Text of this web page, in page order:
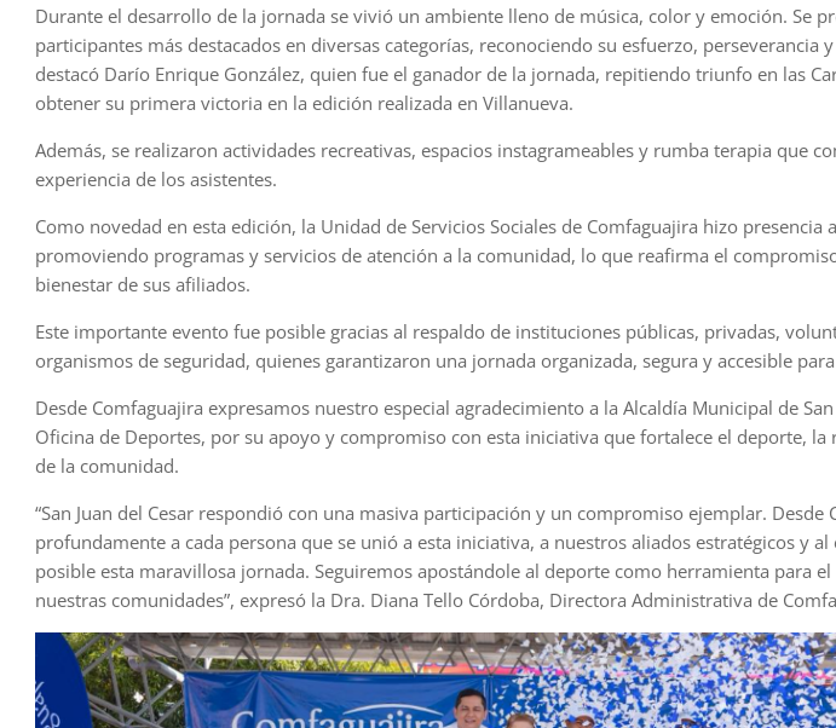
Durante el desarrollo de la jornada se vivió un ambiente lleno de música, color y emoción. Se
participantes más destacados en diversas categorías, reconociendo su esfuerzo, perseverancia
destacó Darío Enrique González, quien fue el ganador de la jornada, repitiendo triunfo en las
obtener su primera victoria en la edición realizada en Villanueva.
Además, se realizaron actividades recreativas, espacios instagrameables y rumba terapia que
experiencia de los asistentes.
Como novedad en esta edición, la Unidad de Servicios Sociales de Comfaguajira hizo presencia
promoviendo programas y servicios de atención a la comunidad, lo que reafirma el
bienestar de sus afiliados.
Este importante evento fue posible gracias al respaldo de instituciones públicas, privadas,
organismos de seguridad, quienes garantizaron una jornada organizada, segura y accesible
Desde Comfaguajira expresamos nuestro especial agradecimiento a la Alcaldía Municipal de San
Oficina de Deportes, por su apoyo y compromiso con esta iniciativa que fortalece el deporte, la
de la comunidad.
“San Juan del Cesar respondió con una masiva participación y un compromiso ejemplar. Desde
profundamente a cada persona que se unió a esta iniciativa, a nuestros aliados estratégicos y
posible esta maravillosa jornada. Seguiremos apostándole al deporte como herramienta para
nuestras comunidades”, expresó la Dra. Diana Tello Córdoba, Directora Administrativa de